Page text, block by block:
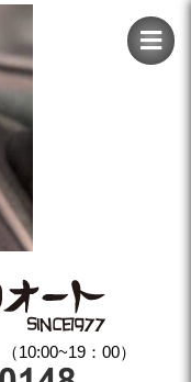
10:00~19：00）